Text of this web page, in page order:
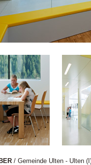
/ Gemeinde Ulten - Ulten